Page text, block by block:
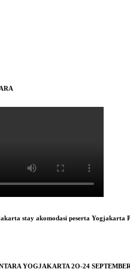
stay akomodasi peserta Yogjakarta
YOGJAKARTA 2O-24